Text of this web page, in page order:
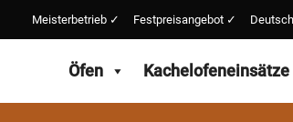
Meisterbetrieb ✓ Festpreisangebot ✓
Öfen Kachelofeneinsätze